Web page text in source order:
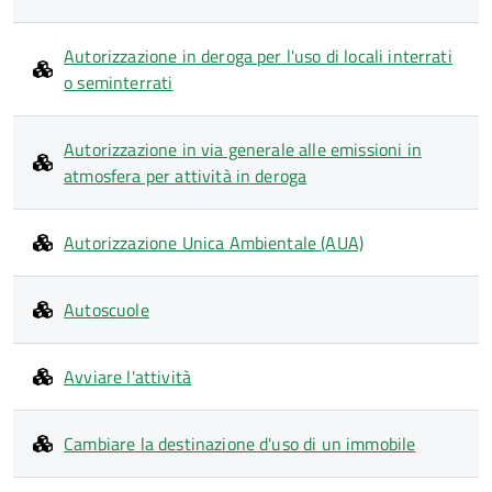
Autorizzazione in deroga per l'uso di locali interrati
o seminterrati
Autorizzazione in via generale alle emissioni in
atmosfera per attività in deroga
Autorizzazione Unica Ambientale (AUA)
Autoscuole
Avviare l'attività
Cambiare la destinazione d'uso di un immobile